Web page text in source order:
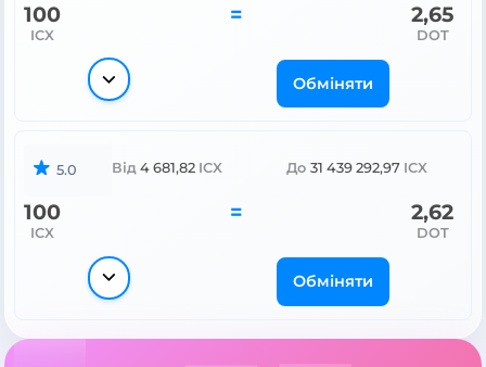
100
ICX
= 2,65
DOT
Обміняти
5.0 Від 4 681,82 ICX До 31 439 292,97 ICX
100
ICX
= 2,62
DOT
Обміняти